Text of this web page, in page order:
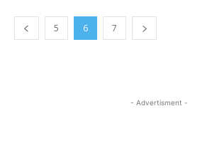
5 6 7
- Advertisment -